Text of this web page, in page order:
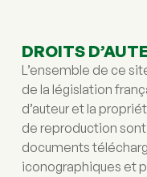
DROITS
L’ensemble de ce
de la législation
d’auteur et la
de reproduction
documents
iconographiques et